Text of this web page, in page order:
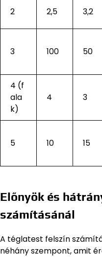
2 2,5 3,2
3 100 50
4 (f
ala
k)
4 3
5 10 15
Előnyök és
számításánál
A téglatest felszín
néhány szempont, amit